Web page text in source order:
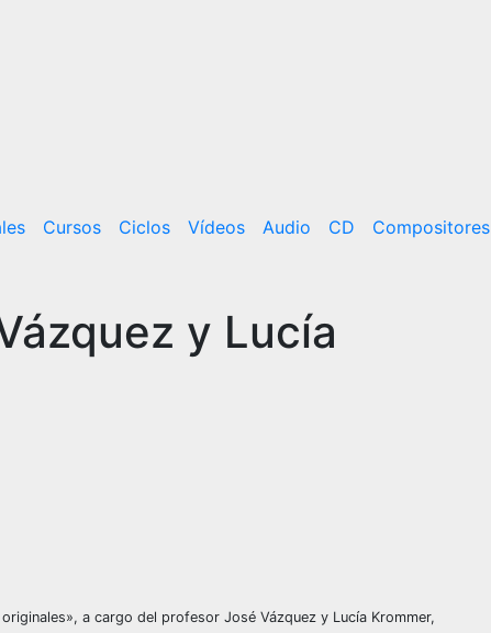
Cursos Ciclos Vídeos Audio CD Compositores
y Lucía
a cargo del profesor José Vázquez y Lucía Krommer,